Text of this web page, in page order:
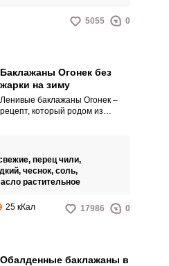
поэтому вкус получается таким
5055 0
Баклажаны Огонек без
жарки на зиму
Ленивые баклажаны Огонек –
рецепт, который родом из
ароматом.перец чили,
чеснок, соль,
растительное
25 кКал 17986 0
Обалденные баклажаны в